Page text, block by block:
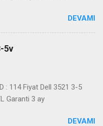
girme videosu izleyin
unutmayın
DEVAMI
5v
: 114 Fiyat Dell 3521 3-5
Garanti 3 ay
DEVAMI